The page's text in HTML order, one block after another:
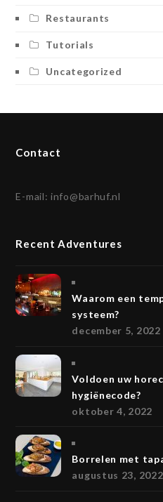
Restaurants
Tutorials
Uncategorized
Contact
E-mail:info@barhuf.nl
Recent Adventures
Waarom een
systeem?
december 5, 2022
Voldoen uw
hygiënecode?
oktober 4, 2022
Borrelen met
augustus 23, 2022